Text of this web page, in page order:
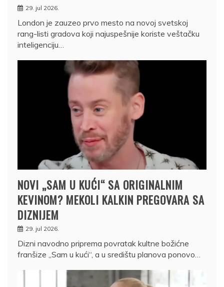
29. jul 2026.
London je zauzeo prvo mesto na novoj svetskoj
rang-listi gradova koji najuspešnije koriste veštačku
inteligenciju…
NOVI „SAM U KUĆI“ SA ORIGINALNIM
KEVINOM? MEKOLI KALKIN PREGOVARA SA
DIZNIJEM
29. jul 2026.
Dizni navodno priprema povratak kultne božićne
franšize „Sam u kući“, a u središtu planova ponovo…